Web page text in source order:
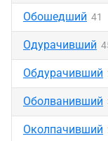
Обошедший 41
Одурачивший
Обдурачивший
Оболванивший
Околпачивший